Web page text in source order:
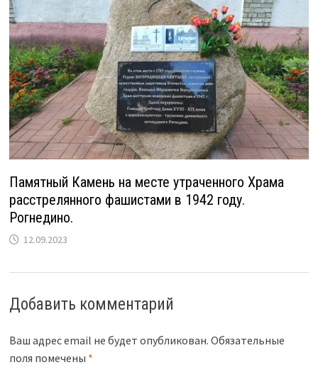
Памятный Камень на месте утраченного Храма
расстрелянного фашистами в 1942 году.
Рогнедино.
12.09.2023
Добавить комментарий
Ваш адрес email не будет опубликован. Обязательные
поля помечены *